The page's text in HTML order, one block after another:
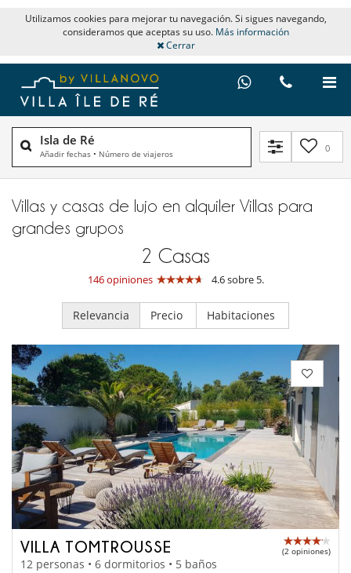
Utilizamos cookies para mejorar tu navegación. Si sigues navegando,
consideramos que aceptas su uso. Más información
Cerrar
Isla de Ré
Añadir fechas • Número de viajeros 0
Villas y casas de lujo en alquiler​ Villas para
grandes grupos
2 Casas
146 opiniones 4.6 sobre 5.
Relevancia Precio Habitaciones
VILLA TOMTROUSSE (2 opiniones)
12 personas • 6 dormitorios • 5 baños